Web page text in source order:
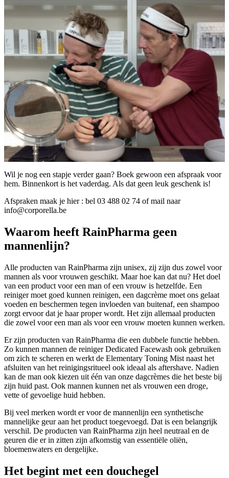
Wil je nog een stapje verder gaan? Boek gewoon een afspraak voor
hem. Binnenkort is het vaderdag. Als dat geen leuk geschenk is!
Afspraken maak je hier : bel 03 488 02 74 of mail naar
info@corporella.be
Waarom heeft RainPharma geen
mannenlijn?
Alle producten van RainPharma zijn unisex, zij zijn dus zowel voor
mannen als voor vrouwen geschikt. Maar hoe kan dat nu? Het doel
van een product voor een man of een vrouw is hetzelfde. Een
reiniger moet goed kunnen reinigen, een dagcrème moet ons gelaat
voeden en beschermen tegen invloeden van buitenaf, een shampoo
zorgt ervoor dat je haar proper wordt. Het zijn allemaal producten
die zowel voor een man als voor een vrouw moeten kunnen werken.
Er zijn producten van RainPharma die een dubbele functie hebben.
Zo kunnen mannen de reiniger Dedicated Facewash ook gebruiken
om zich te scheren en werkt de Elementary Toning Mist naast het
afsluiten van het reinigingsritueel ook ideaal als aftershave. Nadien
kan de man ook kiezen uit één van onze dagcrèmes die het beste bij
zijn huid past. Ook mannen kunnen net als vrouwen een droge,
vette of gevoelige huid hebben.
Bij veel merken wordt er voor de mannenlijn een synthetische
mannelijke geur aan het product toegevoegd. Dat is een belangrijk
verschil. De producten van RainPharma zijn heel neutraal en de
geuren die er in zitten zijn afkomstig van essentiële oliën,
bloemenwaters en dergelijke.
Het begint met een douchegel